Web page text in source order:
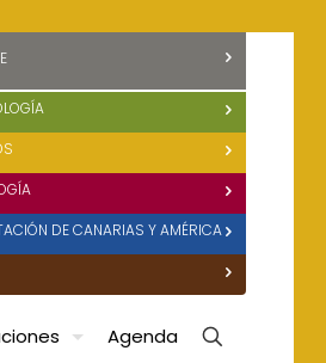
Agenda
DE CANARIAS Y AMÉRICA